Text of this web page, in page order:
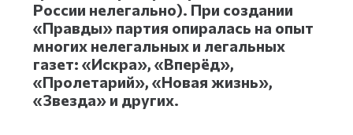
России нелегально). При создании
«Правды» партия опиралась на опыт
многих нелегальных и легальных
газет: «Искра», «Вперёд»,
«Пролетарий», «Новая жизнь»,
«Звезда» и других.